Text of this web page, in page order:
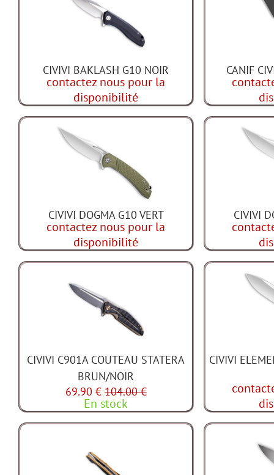
CIVIVI BAKLASH G10 NOIR
contactez nous pour la
disponibilité
CANIF
CIVIVI DOGMA G10 VERT
contactez nous pour la
disponibilité
CIVIVI
CIVIVI C901A COUTEAU STATERA
BRUN/NOIR
69.90 € 104.00 €
En stock
CIVIVI